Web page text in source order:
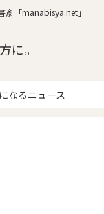
斎「manabisya.net」
に。
なるニュース